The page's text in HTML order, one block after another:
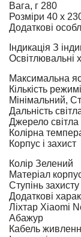
Вага, г 280
Розміри 40 х
Додаткові
Індикація З
Освітлювальні
Максимальна
Кількість
Мінімальний,
Дальність
Джерело світла
Колірна
Корпус і захист
Колір Зелений
Матеріал
Ступінь захисту
Додаткові
Ліхтар Xiaomi
Абажур
Кабель